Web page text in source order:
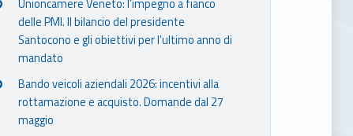
Unioncamere Veneto: l’impegno a fianco
delle PMI. Il bilancio del presidente
Santocono e gli obiettivi per l’ultimo anno di
mandato
Bando veicoli aziendali 2026: incentivi alla
rottamazione e acquisto. Domande dal 27
maggio